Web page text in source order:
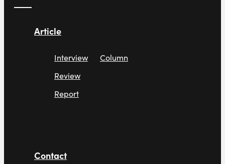
Article
Interview
Review
Report
Column
Contact